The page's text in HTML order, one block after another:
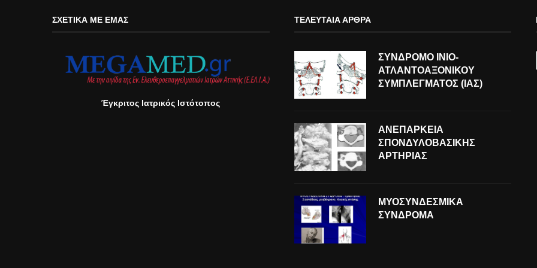
ΣΧΕΤΙΚΆ ΜΕ ΕΜΆΣ
Έγκριτος Ιατρικός Ιστότοπος
ΤΕΛΕΥΤΑΊΑ ΆΡΘΡΑ
ΣΥΝΔΡΟΜΟ ΙΝΙΟ-
ΑΤΛΑΝΤΟΑΞΟΝΙΚΟΥ
ΣΥΜΠΛΕΓΜΑΤΟΣ (ΙΑΣ)
ΑΝΕΠΑΡΚΕΙΑ
ΣΠΟΝΔΥΛΟΒΑΣΙΚΗΣ
ΑΡΤΗΡΙΑΣ
ΜΥΟΣΥΝΔΕΣΜΙΚΑ
ΣΥΝΔΡΟΜΑ